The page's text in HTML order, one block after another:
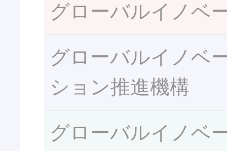
グローバルイノベ
グローバルイノベ
ション推進機構
グローバルイノベ